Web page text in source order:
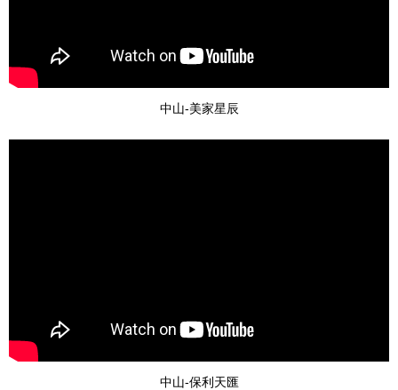
中山-美家星辰
中山-保利天匯